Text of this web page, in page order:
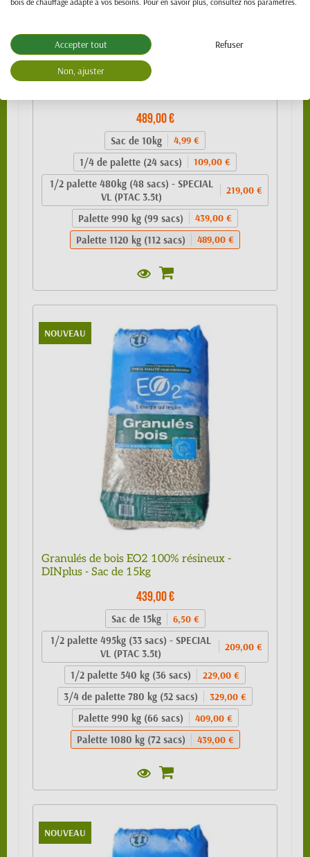
Granulés de bois 100% résineux- BIO PELLET
489,00 €
Sac de 10kg 4,99 €
1/4 de palette (24 sacs) 109,00 €
1/2 palette 480kg (48 sacs) - SPECIAL
VL (PTAC 3.5t)
219,00 €
Palette 990 kg (99 sacs) 439,00 €
Palette 1120 kg (112 sacs) 489,00 €
NOUVEAU
Granulés de bois EO2 100% résineux -
DINplus - Sac de 15kg
439,00 €
Sac de 15kg 6,50 €
1/2 palette 495kg (33 sacs) - SPECIAL
VL (PTAC 3.5t)
209,00 €
1/2 palette 540 kg (36 sacs) 229,00 €
3/4 de palette 780 kg (52 sacs) 329,00 €
Palette 990 kg (66 sacs) 409,00 €
Palette 1080 kg (72 sacs) 439,00 €
NOUVEAU
Accepter tout Refuser
Non, ajuster